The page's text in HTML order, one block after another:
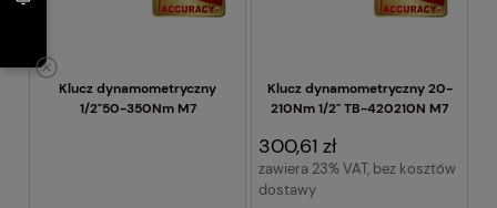
Klucz dynamometryczny
1/2"50-350Nm M7
Klucz dynamometryczny 20-
210Nm 1/2" TB-420210N M7
300,61 zł
zawiera 23% VAT, bez kosztów
dostawy